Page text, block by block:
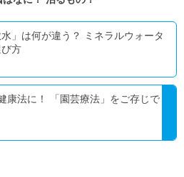
水」は何が違う？ ミネラルウォータ
方
康法に！ 「園芸療法」をご存じで